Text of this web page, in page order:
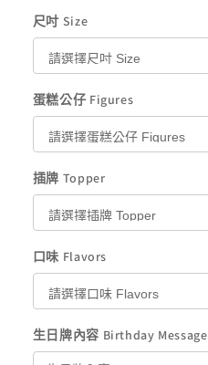
尺吋 Size
蛋糕公仔 Figures
插牌 Topper
口味 Flavors
生日牌內容 Birthday Message